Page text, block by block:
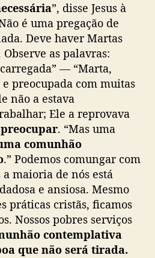
”, disse Jesus à
é uma pregação de
Deve haver Martas
as palavras:
― “Marta,
preocupada com muitas
não a estava
Ele a reprovava
. “Mas uma
comunhão
.” Podemos comungar com
maioria de nós está
e ansiosa. Mesmo
práticas cristãs, ficamos
Nossos pobres serviços
contemplativa
que não será tirada.